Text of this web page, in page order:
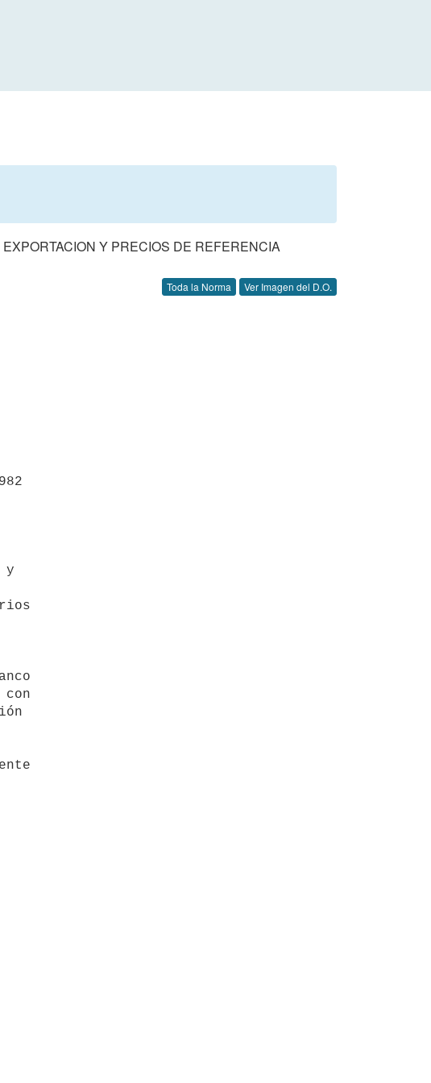
Y PRECIOS DE REFERENCIA
Toda la Norma Ver Imagen del D.O.
y